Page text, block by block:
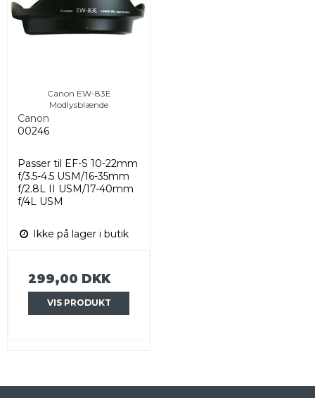
Canon EW-83E
Modlysblænde
Canon
00246
Passer til EF-S 10-22mm
f/3.5-4.5 USM/16-35mm
f/2.8L II USM/17-40mm
f/4L USM
Ikke på lager i butik
299,00 DKK
VIS PRODUKT